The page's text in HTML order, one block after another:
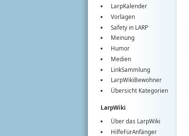
LarpKalender
Vorlagen
Safety in LARP
Meinung
Humor
Medien
LinkSammlung
LarpWikiBewohner
Übersicht Kategorien
LarpWiki
Über das LarpWiki
HilfeFürAnfänger